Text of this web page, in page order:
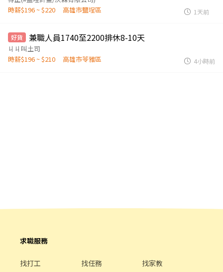
時薪$196 ~ $220
高雄市鹽埕區 1天前
好貨 兼職人員1740至2200排休8-10天
ㄐㄐ叫土司
時薪$196 ~ $210
高雄市苓雅區 4小時前
求職服務
找打工 找任務 找家教